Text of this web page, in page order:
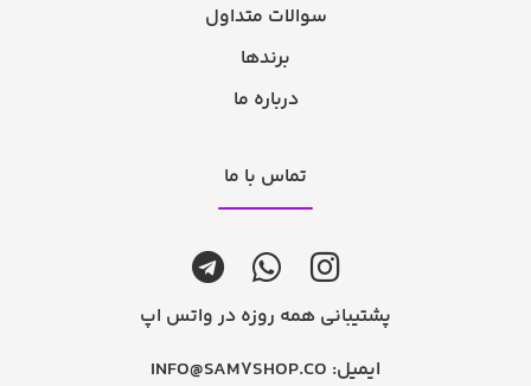
سوالات متداول
برندها
درباره ما
تماس با ما
پشتیبانی همه روزه در واتس اپ
ایمیل: INFO@SAM7SHOP.CO